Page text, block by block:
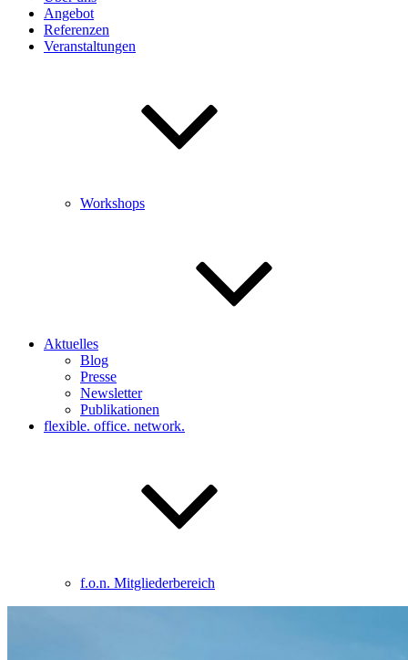
Angebot
Referenzen
Veranstaltungen
Workshops
Aktuelles
Blog
Presse
Newsletter
Publikationen
flexible. office. network.
f.o.n. Mitgliederbereich